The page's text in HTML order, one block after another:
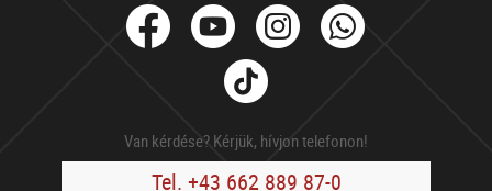
facebook
YoutubeInstagram
Tik
Tok
Van kérdése? Kérjük, hívjon telefonon!
Tel. +43 662 889 87-0